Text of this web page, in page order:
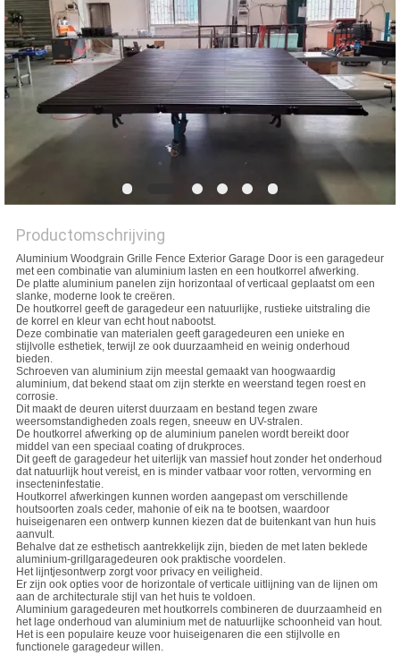
SITEMAP
PRIVACY
POLICY
Productomschrijving
Aluminium Woodgrain Grille Fence Exterior Garage Door is een garagedeur
met een combinatie van aluminium lasten en een houtkorrel afwerking.
De platte aluminium panelen zijn horizontaal of verticaal geplaatst om een
slanke, moderne look te creëren.
De houtkorrel geeft de garagedeur een natuurlijke, rustieke uitstraling die
de korrel en kleur van echt hout nabootst.
Deze combinatie van materialen geeft garagedeuren een unieke en
stijlvolle esthetiek, terwijl ze ook duurzaamheid en weinig onderhoud
bieden.
Schroeven van aluminium zijn meestal gemaakt van hoogwaardig
aluminium, dat bekend staat om zijn sterkte en weerstand tegen roest en
corrosie.
Dit maakt de deuren uiterst duurzaam en bestand tegen zware
weersomstandigheden zoals regen, sneeuw en UV-stralen.
De houtkorrel afwerking op de aluminium panelen wordt bereikt door
middel van een speciaal coating of drukproces.
Dit geeft de garagedeur het uiterlijk van massief hout zonder het onderhoud
dat natuurlijk hout vereist, en is minder vatbaar voor rotten, vervorming en
insecteninfestatie.
Houtkorrel afwerkingen kunnen worden aangepast om verschillende
houtsoorten zoals ceder, mahonie of eik na te bootsen, waardoor
huiseigenaren een ontwerp kunnen kiezen dat de buitenkant van hun huis
aanvult.
Behalve dat ze esthetisch aantrekkelijk zijn, bieden de met laten beklede
aluminium-grillgaragedeuren ook praktische voordelen.
Het lijntjesontwerp zorgt voor privacy en veiligheid.
Er zijn ook opties voor de horizontale of verticale uitlijning van de lijnen om
aan de architecturale stijl van het huis te voldoen.
Aluminium garagedeuren met houtkorrels combineren de duurzaamheid en
het lage onderhoud van aluminium met de natuurlijke schoonheid van hout.
Het is een populaire keuze voor huiseigenaren die een stijlvolle en
functionele garagedeur willen.